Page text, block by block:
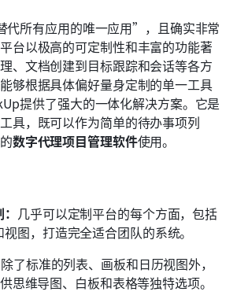
所有应用的唯一应用”，且确实非常
台以极高的可定制性和丰富的功能著
、文档创建到目标跟踪和会话等各方
够根据具体偏好量身定制的单一工具
提供了强大的一体化解决方案。它是
具，既可以作为简单的待办事项列
数字代理项目管理软件使用。
几乎可以定制平台的每个方面，包括
图，打造完全适合团队的系统。
除了标准的列表、画板和日历视图外，
思维导图、白板和表格等独特选项。